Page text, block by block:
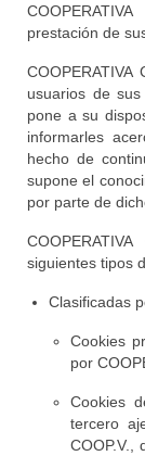
prestación de
COOPERATIVA
usuarios de
pone a su
informarles
hecho de
supone el
por parte de
siguientes tipos
Clasificadas
Cookies
por
Cookies
tercero
COOP.V.,